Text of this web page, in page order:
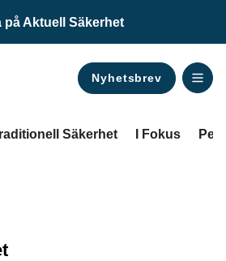
på Aktuell Säkerhet
Nyhetsbrev
Säkerhet I Fokus